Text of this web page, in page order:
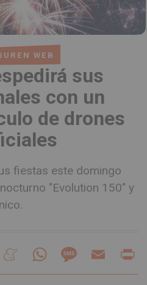
WEB
sus
con un
de drones
fiestas este domingo
"Evolution 150" y
MeneameWhatsAppMessageEmail